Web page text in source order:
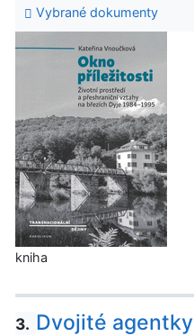
Vybrané dokumenty
kniha
3. Dvojité agentky